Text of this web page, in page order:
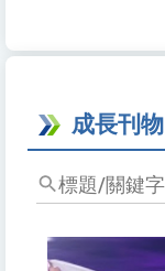
成長刊物
標
題/
鍵